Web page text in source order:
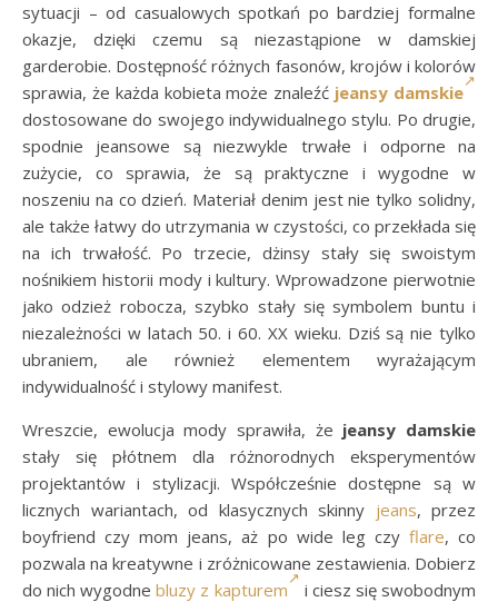
sytuacji – od casualowych spotkań po bardziej formalne
okazje, dzięki czemu są niezastąpione w damskiej
garderobie. Dostępność różnych fasonów, krojów i kolorów
sprawia, że każda kobieta może znaleźć jeansy damskie
dostosowane do swojego indywidualnego stylu. Po drugie,
spodnie jeansowe są niezwykle trwałe i odporne na
zużycie, co sprawia, że są praktyczne i wygodne w
noszeniu na co dzień. Materiał denim jest nie tylko solidny,
ale także łatwy do utrzymania w czystości, co przekłada się
na ich trwałość. Po trzecie, dżinsy stały się swoistym
nośnikiem historii mody i kultury. Wprowadzone pierwotnie
jako odzież robocza, szybko stały się symbolem buntu i
niezależności w latach 50. i 60. XX wieku. Dziś są nie tylko
ubraniem, ale również elementem wyrażającym
indywidualność i stylowy manifest.
Wreszcie, ewolucja mody sprawiła, że jeansy damskie
stały się płótnem dla różnorodnych eksperymentów
projektantów i stylizacji. Współcześnie dostępne są w
licznych wariantach, od klasycznych skinny jeans, przez
boyfriend czy mom jeans, aż po wide leg czy flare, co
pozwala na kreatywne i zróżnicowane zestawienia. Dobierz
do nich wygodnebluzy z kapturem
i ciesz się swobodnym